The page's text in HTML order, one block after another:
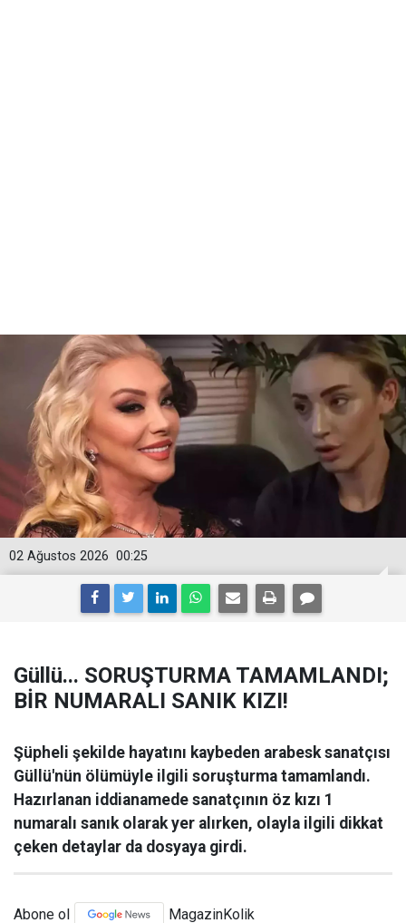
00:25
02 Ağustos 2026
Güllü... SORUŞTURMA TAMAMLANDI;
BİR NUMARALI SANIK KIZI!
Şüpheli şekilde hayatını kaybeden arabesk sanatçısı
Güllü'nün ölümüyle ilgili soruşturma tamamlandı.
Hazırlanan iddianamede sanatçının öz kızı 1
numaralı sanık olarak yer alırken, olayla ilgili dikkat
çeken detaylar da dosyaya girdi.
Abone ol MagazinKolik